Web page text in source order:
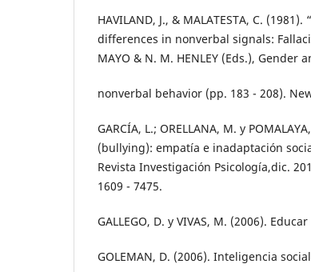
HAVILAND, J., & MALATESTA, C.
differences in nonverbal signals:
MAYO & N. M. HENLEY (Eds.), Gender
nonverbal behavior (pp. 183 - 208).
GARCÍA, L.; ORELLANA, M. y
(bullying): empatía e inadaptación
Revista Investigación Psicología,dic.
1609 - 7475.
GALLEGO, D. y VIVAS, M. (2006).
GOLEMAN, D. (2006). Inteligencia